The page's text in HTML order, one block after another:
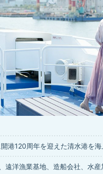
港120周年を迎えた清水港を海
遠洋漁業基地、造船会社、水産